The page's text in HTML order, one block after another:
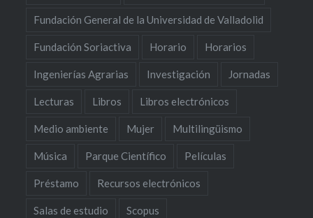
Fundación General de la Universidad de Valladolid
Fundación Soriactiva Horario Horarios
Ingenierías Agrarias Investigación Jornadas
Lecturas Libros Libros electrónicos
Medio ambiente Mujer Multilingüismo
Música Parque Científico Películas
Préstamo Recursos electrónicos
Salas de estudio Scopus